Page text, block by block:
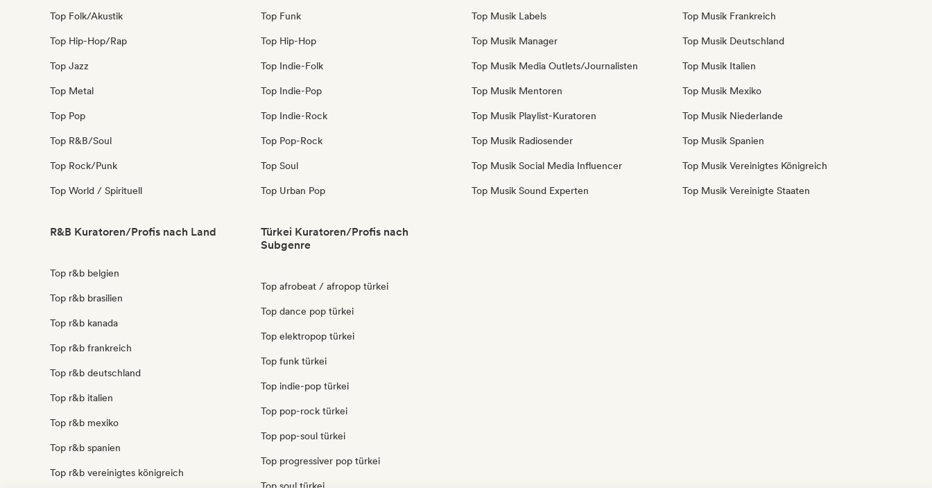
Top Folk/Akustik
Top Hip-Hop/Rap
Top Jazz
Top Metal
Top Pop
Top R&B/Soul
Top Rock/Punk
Top World / Spirituell
Top Funk
Top Hip-Hop
Top Indie-Folk
Top Indie-Pop
Top Indie-Rock
Top Pop-Rock
Top Soul
Top Urban Pop
Top Musik Labels
Top Musik Manager
Top Musik Media Outlets/Journalisten
Top Musik Mentoren
Top Musik Playlist-Kuratoren
Top Musik Radiosender
Top Musik Social Media Influencer
Top Musik Sound Experten
Top Musik Frankreich
Top Musik Deutschland
Top Musik Italien
Top Musik Mexiko
Top Musik Niederlande
Top Musik Spanien
Top Musik Vereinigtes Königreich
Top Musik Vereinigte Staaten
R&B Kuratoren/Profis nach Land
Top r&b belgien
Top r&b brasilien
Top r&b kanada
Top r&b frankreich
Top r&b deutschland
Top r&b italien
Top r&b mexiko
Top r&b spanien
Top r&b vereinigtes königreich
Türkei Kuratoren/Profis nach
Subgenre
Top afrobeat / afropop türkei
Top dance pop türkei
Top elektropop türkei
Top funk türkei
Top indie-pop türkei
Top pop-rock türkei
Top pop-soul türkei
Top progressiver pop türkei
Top soul türkei